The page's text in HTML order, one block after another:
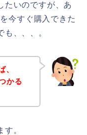
たいのですが、あ
今すぐ購入できた
、、、。
、
かる
。